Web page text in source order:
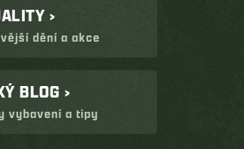
›
dění a akce
BLOG ›
vybavení a tipy